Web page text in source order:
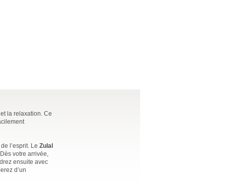
la relaxation. Ce
l’esprit. Le Zulal
votre arrivée,
ensuite avec
d’un